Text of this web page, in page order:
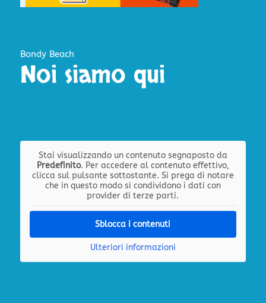
Bondy Beach
Noi siamo qui
Stai visualizzando un contenuto segnaposto da
Predefinito. Per accedere al contenuto effettivo,
clicca sul pulsante sottostante. Si prega di notare
che in questo modo si condividono i dati con
provider di terze parti.
Sblocca i contenuti
Ulteriori informazioni